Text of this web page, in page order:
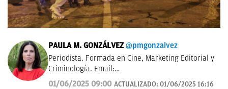
PAULA M. GONZÁLVEZ @pmgonzalvez
Periodista. Formada en Cine, Marketing Editorial y
Criminología. Email:
paula.mgonzalvez@okdiario.com
01/06/2025 09:00 ACTUALIZADO: 01/06/2025 16:16